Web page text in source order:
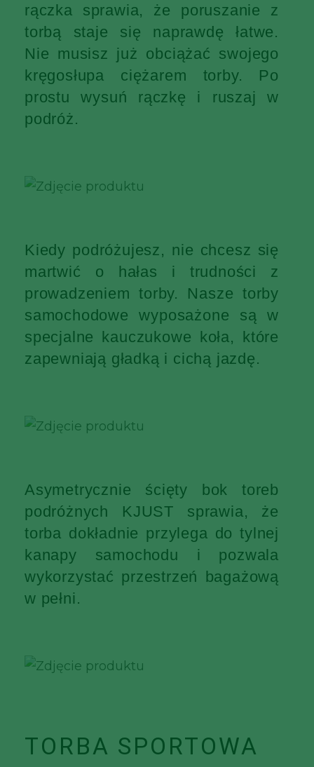
rączka sprawia, że poruszanie z
torbą staje się naprawdę łatwe.
Nie musisz już obciążać swojego
kręgosłupa ciężarem torby. Po
prostu wysuń rączkę i ruszaj w
podróż.
Kiedy podróżujesz, nie chcesz się
martwić o hałas i trudności z
prowadzeniem torby. Nasze torby
samochodowe wyposażone są w
specjalne kauczukowe koła, które
zapewniają gładką i cichą jazdę.
Asymetrycznie ścięty bok toreb
podróżnych KJUST sprawia, że
torba dokładnie przylega do tylnej
kanapy samochodu i pozwala
wykorzystać przestrzeń bagażową
w pełni.
TORBA SPORTOWA